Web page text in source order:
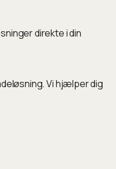
direkte i din
Vi hjælper dig